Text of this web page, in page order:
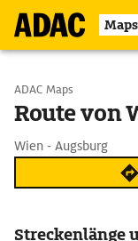
Maps
Start wählen
ADAC Maps
Route von
Wien - Augsburg
Streckenlänge